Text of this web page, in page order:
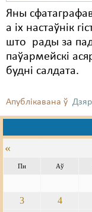
Яны
а іх настаўнік
што рады за
паўармейскі
будні салдата.
Апублікавана ў
«
Пн Аў
3
4